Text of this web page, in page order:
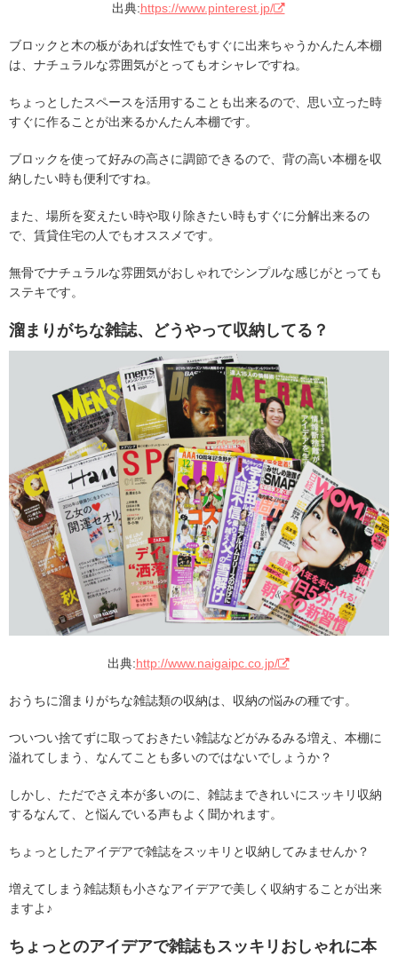
出典:https://www.pinterest.jp/
ブロックと木の板があれば女性でもすぐに出来ちゃうかんたん本棚
は、ナチュラルな雰囲気がとってもオシャレですね。
ちょっとしたスペースを活用することも出来るので、思い立った時
すぐに作ることが出来るかんたん本棚です。
ブロックを使って好みの高さに調節できるので、背の高い本棚を収
納したい時も便利ですね。
また、場所を変えたい時や取り除きたい時もすぐに分解出来るの
で、賃貸住宅の人でもオススメです。
無骨でナチュラルな雰囲気がおしゃれでシンプルな感じがとっても
ステキです。
溜まりがちな雑誌、どうやって収納してる？
出典:http://www.naigaipc.co.jp/
おうちに溜まりがちな雑誌類の収納は、収納の悩みの種です。
ついつい捨てずに取っておきたい雑誌などがみるみる増え、本棚に
溢れてしまう、なんてことも多いのではないでしょうか？
しかし、ただでさえ本が多いのに、雑誌まできれいにスッキリ収納
するなんて、と悩んでいる声もよく聞かれます。
ちょっとしたアイデアで雑誌をスッキリと収納してみませんか？
増えてしまう雑誌類も小さなアイデアで美しく収納することが出来
ますよ♪
ちょっとのアイデアで雑誌もスッキリおしゃれに本